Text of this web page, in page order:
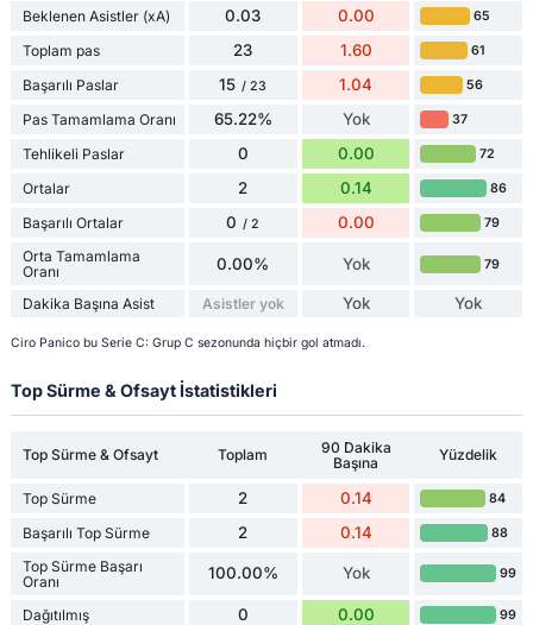
Beklenen Asistler (xA) 0.03 0.00 65
Toplam pas 23 1.60 61
Başarılı Paslar 15 / 23 1.04 56
Pas Tamamlama Oranı 65.22% Yok 37
Tehlikeli Paslar 0 0.00 72
Ortalar 2 0.14 86
Başarılı Ortalar 0 / 2 0.00 79
Orta Tamamlama
Oranı
0.00% Yok 79
Dakika Başına Asist Asistler yok Yok Yok
Ciro Panico bu Serie C: Grup C sezonunda hiçbir gol atmadı.
Top Sürme & Ofsayt İstatistikleri
Top Sürme & Ofsayt Toplam
90 Dakika
Başına
Yüzdelik
Top Sürme 2 0.14 84
Başarılı Top Sürme 2 0.14 88
Top Sürme Başarı
Oranı
100.00% Yok 99
Dağıtılmış 0 0.00 99